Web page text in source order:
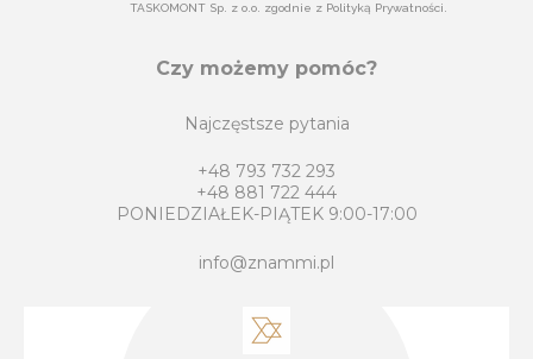
TASKOMONT Sp. z o.o. zgodnie z Polityką Prywatności.
Czy możemy pomóc?
Najczęstsze pytania
+48 793 732 293
+48 881 722 444
PONIEDZIAŁEK-PIĄTEK 9:00-17:00
info@znammi.pl